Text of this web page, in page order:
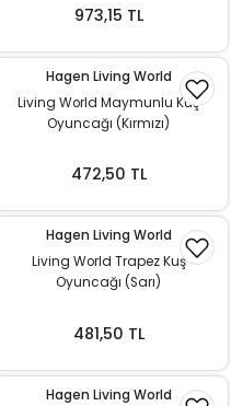
973,15 TL
Hagen Living World
Living World Maymunlu Kuş
Oyuncağı (Kırmızı)
472,50 TL
Hagen Living World
Living World Trapez Kuş
Oyuncağı (Sarı)
481,50 TL
Hagen Living World